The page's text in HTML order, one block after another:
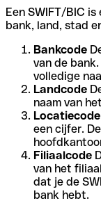
Een SWIFT/BIC
bank, land, stad
Bankcode
van de
volledige
Landcode
naam van
Locatiecode
een cijfer.
Filiaalcode
van het
dat je de
bank hebt.